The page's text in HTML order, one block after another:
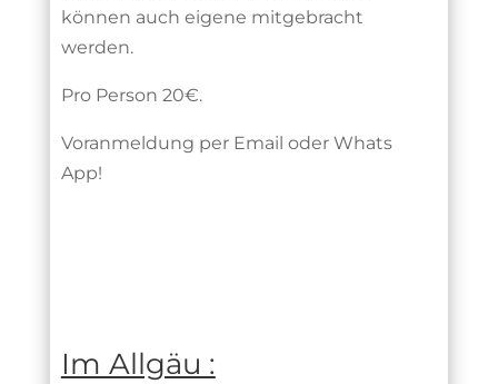
können auch eigene mitgebracht
werden.
Pro Person 20€.
Voranmeldung per Email oder Whats
App!
Im Allgäu :